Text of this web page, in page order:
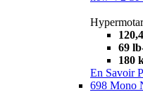
69
180
En Savoir
698 Mono